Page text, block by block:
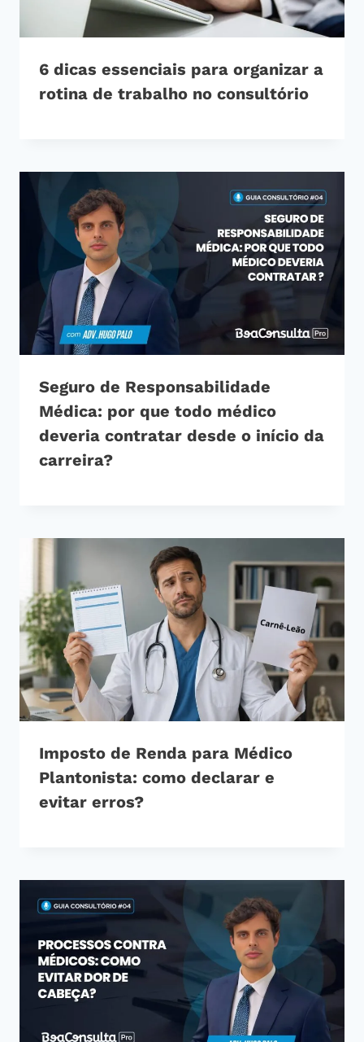
6 dicas essenciais para organizar a
rotina de trabalho no consultório
Seguro de Responsabilidade
Médica: por que todo médico
deveria contratar desde o início da
carreira?
Imposto de Renda para Médico
Plantonista: como declarar e
evitar erros?